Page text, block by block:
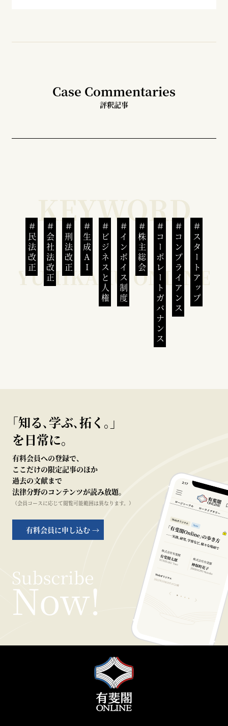
Case Commentaries
評釈記事
民法改正 会社法改正 刑法改正 生成AI ビジネスと人権インボイス制度 株主総会 コーポレートガバナンスコンプライアンススタートアップ
｢知る､学ぶ､拓く｡｣
を日常に。
有料会員への登録で、
ここだけの限定記事のほか
過去の文献まで
法律分野のコンテンツが読み放題。
（会員コースに応じて閲覧可能範囲は異なります。）
有料会員に申し込む →